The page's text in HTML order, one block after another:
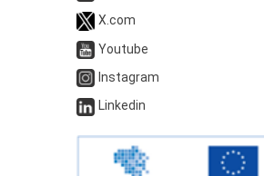
X.com
Youtube
Instagram
Linkedin